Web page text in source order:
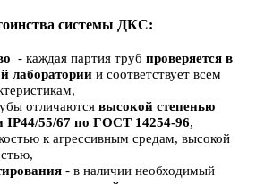
системы ДКС:
- каждая партия труб проверяется в
лаборатории и соответствует всем
отличаются высокой степенью
IP44/55/67 по ГОСТ 14254-96,
к агрессивным средам, высокой
- в наличии необходимый